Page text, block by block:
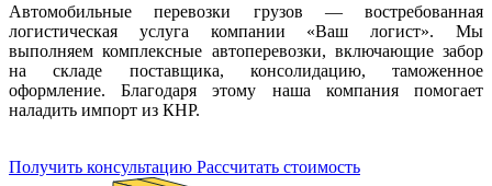
Автомобильные перевозки грузов — востребованная
логистическая услуга компании «Ваш логист». Мы
выполняем комплексные автоперевозки, включающие забор
на складе поставщика, консолидацию, таможенное
оформление. Благодаря этому наша компания помогает
наладить импорт из КНР.
Получить консультацию Рассчитать стоимость